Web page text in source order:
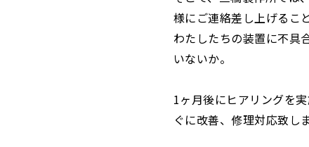
様にご連絡差し上げるこ
わたしたちの装置に不具
いないか。
1ヶ月後にヒアリングを
ぐに改善、修理対応致しま